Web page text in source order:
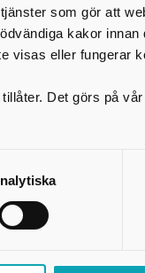
som gör att
kakor
visas eller fungerar
Det görs på